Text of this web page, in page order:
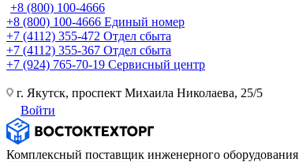
+8 (800) 100-4666
+8 (800) 100-4666 Единый номер
+7 (4112) 355-472 Отдел сбыта
+7 (4112) 355-367 Отдел сбыта
+7 (924) 765-70-19 Сервисный центр
г. Якутск, проспект Михаила Николаева, 25/5
Войти
Комплексный поставщик инженерного оборудования